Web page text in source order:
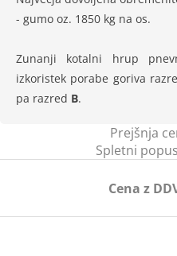
- gumo oz. 1850 kg na os.
Zunanji kotalni hrup
izkoristek porabe goriva
pa razred B.
Prejšnja
Spletni
Cena z